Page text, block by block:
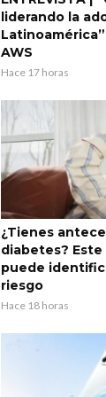
liderando la
AWS
Hace 17 horas
¿Tienes
diabetes?
puede
riesgo
Hace 18 horas